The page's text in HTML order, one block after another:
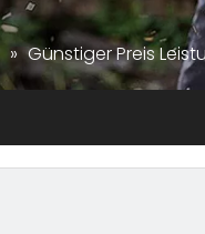
» Günstiger Preis